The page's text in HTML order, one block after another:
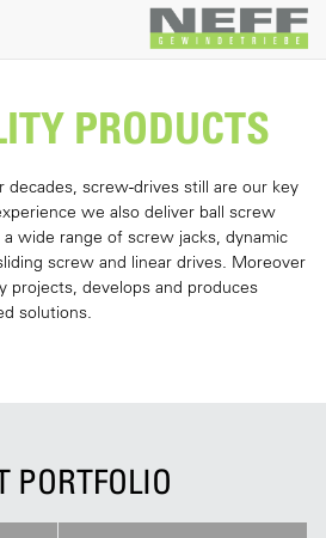
PRODUCTS
decades, screw-drives still are our key
we also deliver ball screw
wide range of screw jacks, dynamic
screw and linear drives. Moreover
projects, develops and produces
solutions.
PORTFOLIO